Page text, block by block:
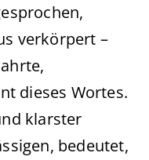
verkörpert –
dieses Wortes.
klarster
bedeutet,